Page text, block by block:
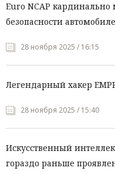
Euro NCAP кардинально
безопасности
28 ноября 2025 / 16:15
Легендарный хакер
28 ноября 2025 / 15:40
Искусственный
гораздо раньше